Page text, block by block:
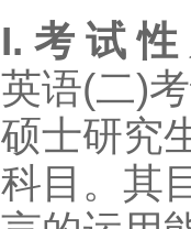
I. 考 试 性
英语(二)
硕士研究
科目。其